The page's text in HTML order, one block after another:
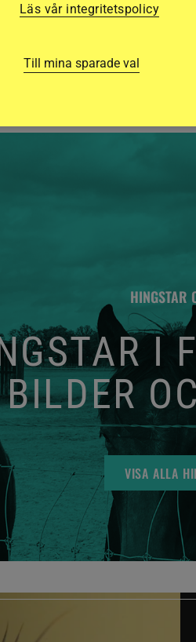
HINGSTAR
I
BILDER
VISA ALLA
Läs vår integritetspolicy
Till mina sparade val